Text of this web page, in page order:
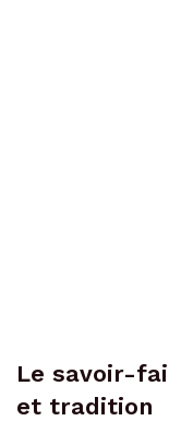
Le savoir-
et tradition